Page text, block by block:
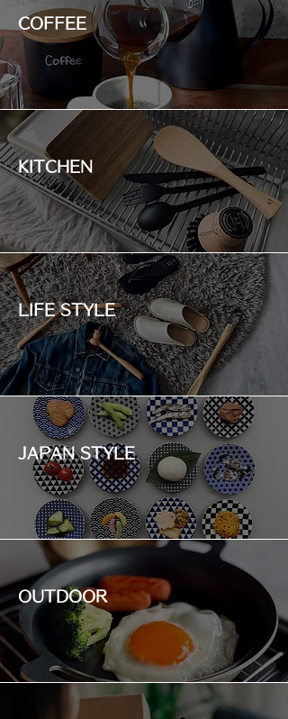
COFFEE
KITCHEN
LIFE STYLE
JAPAN STYLE
OUTDOOR